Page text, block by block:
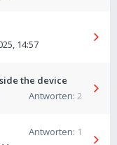
14:57
the device
Antworten: 2
Antworten: 1